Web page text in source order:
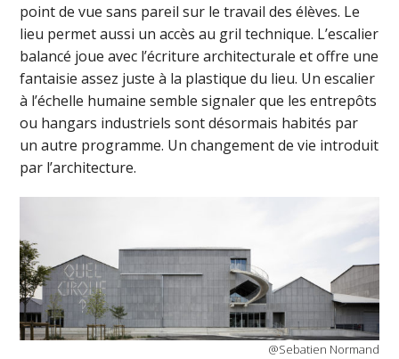
point de vue sans pareil sur le travail des élèves. Le
lieu permet aussi un accès au gril technique. L’escalier
balancé joue avec l’écriture architecturale et offre une
fantaisie assez juste à la plastique du lieu. Un escalier
à l’échelle humaine semble signaler que les entrepôts
ou hangars industriels sont désormais habités par
un autre programme. Un changement de vie introduit
par l’architecture.
@Sebatien Normand